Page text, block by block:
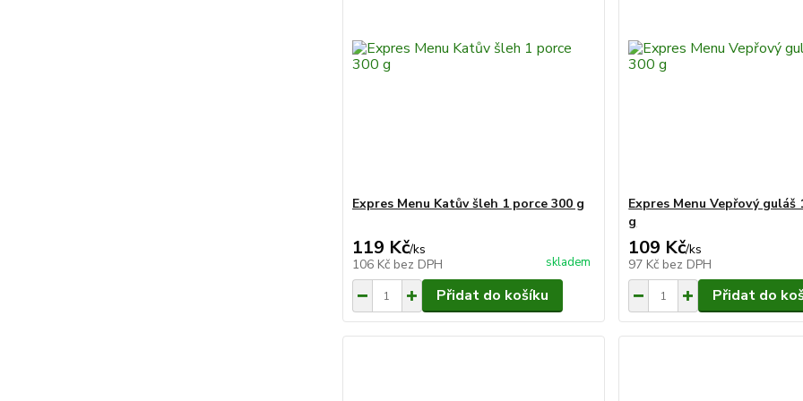
Expres Menu Katův šleh 1 porce 300 g
119 Kč/ks
106 Kč bez DPH skladem
Přidat do košíku
Expres Menu Vepřový guláš
g
109 Kč/ks
97 Kč bez DPH
Přidat do